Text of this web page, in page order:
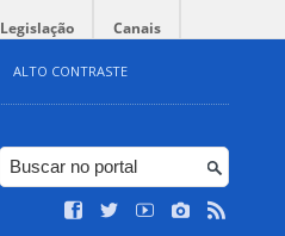
Legislação Canais
ALTO CONTRASTE